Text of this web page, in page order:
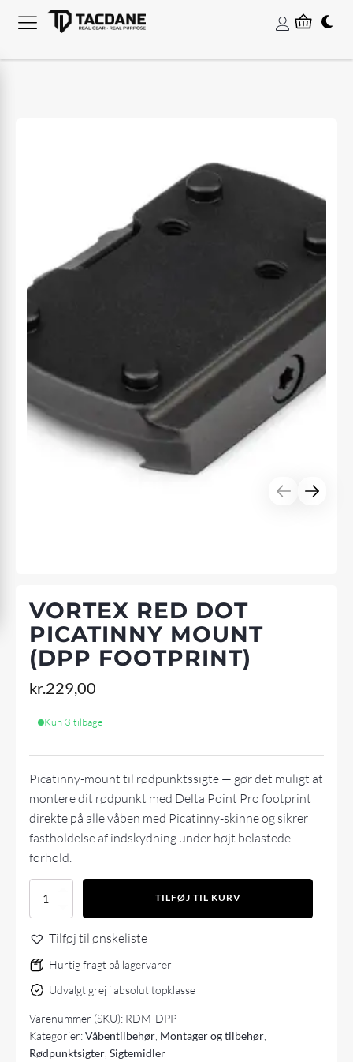
VORTEX RED DOT
PICATINNY MOUNT
(DPP FOOTPRINT)
kr.229,00
Kun 3 tilbage
Picatinny-mount til rødpunktssigte — gør det muligt at
montere dit rødpunkt med Delta Point Pro footprint
direkte på alle våben med Picatinny-skinne og sikrer
fastholdelse af indskydning under højt belastede
forhold.
Vortex
Dot
Picatinny
(DPP
footprint)
antal
TILFØJ TIL KURV
Tilføj til ønskeliste
Hurtig fragt på lagervarer
Udvalgt grej i absolut topklasse
Varenummer (SKU): RDM-DPP
Kategorier:Våbentilbehør Montager og tilbehør
Rødpunktsigter ,Sigtemidler